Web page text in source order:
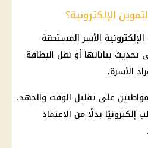
الإلكترونية؟
الأسر المستحقة
بياناتها أو نقل البطاقة
الأسرة.
على تقليل الوقت والجهد،
بدلًا من الاعتماد